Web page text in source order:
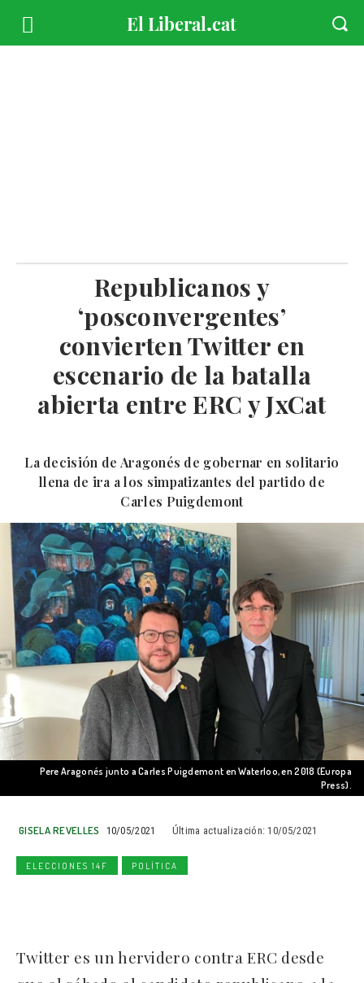
Republicanos y
‘posconvergentes’
convierten Twitter en
escenario de la batalla
abierta entre ERC y JxCat
La decisión de Aragonés de gobernar en solitario
llena de ira a los simpatizantes del partido de
Carles Puigdemont
Pere Aragonés junto a Carles Puigdemont en Waterloo, en 2018 (Europa
Press).
GISELA REVELLES 10/05/2021 Última actualización: 10/05/2021
ELECCIONES 14F POLÍTICA
Twitter es un hervidero contra ERC desde